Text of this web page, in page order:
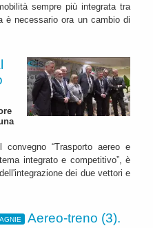
sempre più integrata tra
è necessario ora un cambio di
“Trasporto aereo e
integrato e competitivo”, è
dei due vettori e
Aereo-treno (3).